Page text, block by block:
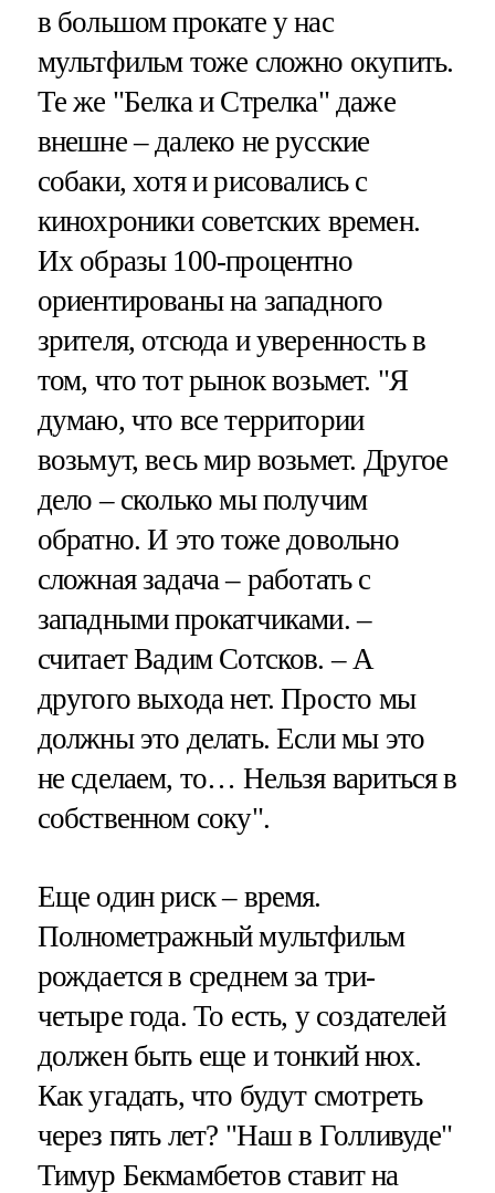
в большом прокате у нас
мультфильм тоже сложно окупить.
Те же "Белка и Стрелка" даже
внешне – далеко не русские
собаки, хотя и рисовались с
кинохроники советских времен.
Их образы 100-процентно
ориентированы на западного
зрителя, отсюда и уверенность в
том, что тот рынок возьмет. "Я
думаю, что все территории
возьмут, весь мир возьмет. Другое
дело – сколько мы получим
обратно. И это тоже довольно
сложная задача – работать с
западными прокатчиками. –
считает Вадим Сотсков. – А
другого выхода нет. Просто мы
должны это делать. Если мы это
не сделаем, то… Нельзя вариться в
собственном соку".
Еще один риск – время.
Полнометражный мультфильм
рождается в среднем за три-
четыре года. То есть, у создателей
должен быть еще и тонкий нюх.
Как угадать, что будут смотреть
через пять лет? "Наш в Голливуде"
Тимур Бекмамбетов ставит на